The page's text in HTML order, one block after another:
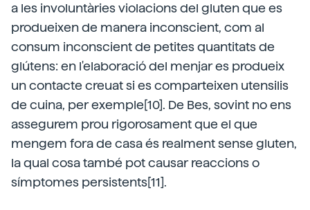
a les involuntàries violacions del gluten que es
produeixen de manera inconscient, com al
consum inconscient de petites quantitats de
glútens: en l'elaboració del menjar es produeix
un contacte creuat si es comparteixen utensilis
de cuina, per exemple[10]. De Bes, sovint no ens
assegurem prou rigorosament que el que
mengem fora de casa és realment sense gluten,
la qual cosa també pot causar reaccions o
símptomes persistents[11].